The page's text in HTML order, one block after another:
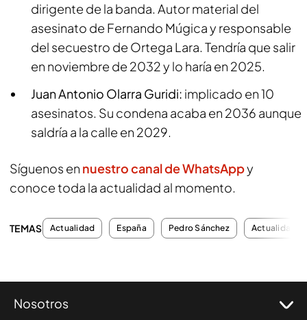
dirigente de la banda. Autor material del
asesinato de Fernando Múgica y responsable
del secuestro de Ortega Lara. Tendría que salir
en noviembre de 2032 y lo haría en 2025.
Juan Antonio Olarra Guridi: implicado en 10
asesinatos. Su condena acaba en 2036 aunque
saldría a la calle en 2029.
Síguenos en nuestro canal de WhatsAppy
conoce toda la actualidad al momento.
TEMAS Actualidad España Pedro Sánchez Actualidad
Nosotros